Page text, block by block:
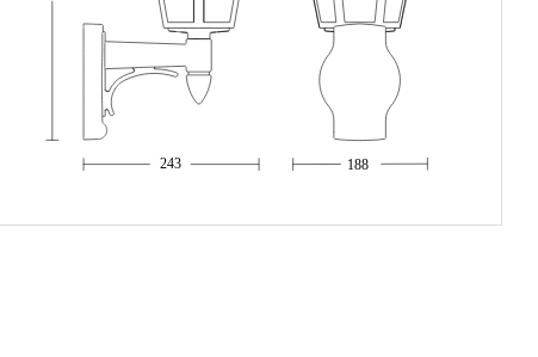
243 188